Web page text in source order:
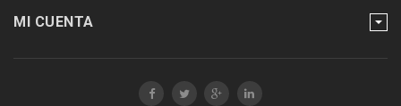
MI CUENTA